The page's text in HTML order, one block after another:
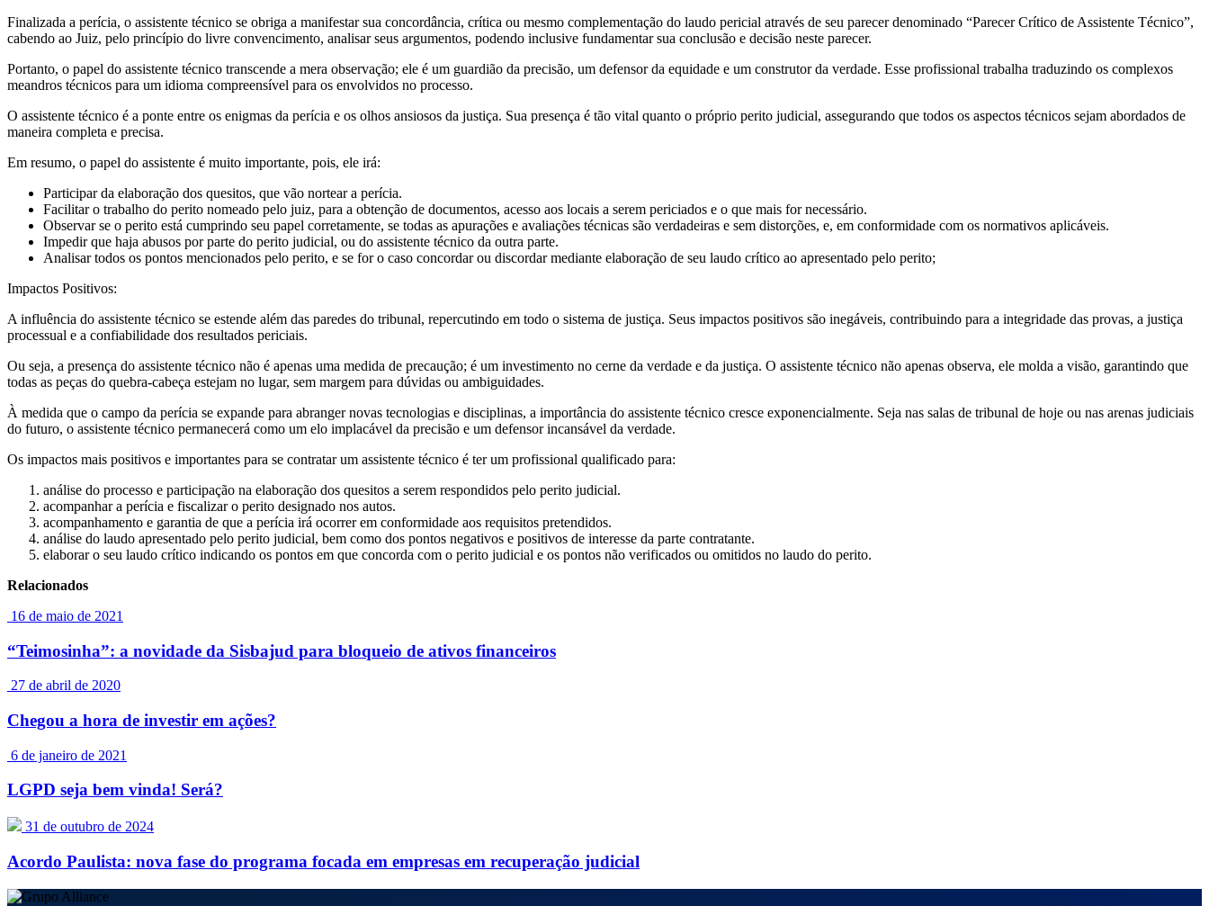
Finalizada a perícia, o assistente técnico se obriga a manifestar sua concordância, crítica ou mesmo complementação do laudo pericial através de seu parecer denominado “Parecer Crítico de Assistente Técnico”,
cabendo ao Juiz, pelo princípio do livre convencimento, analisar seus argumentos, podendo inclusive fundamentar sua conclusão e decisão neste parecer.
Portanto, o papel do assistente técnico transcende a mera observação; ele é um guardião da precisão, um defensor da equidade e um construtor da verdade. Esse profissional trabalha traduzindo os complexos
meandros técnicos para um idioma compreensível para os envolvidos no processo.
O assistente técnico é a ponte entre os enigmas da perícia e os olhos ansiosos da justiça. Sua presença é tão vital quanto o próprio perito judicial, assegurando que todos os aspectos técnicos sejam abordados de
maneira completa e precisa.
Em resumo, o papel do assistente é muito importante, pois, ele irá:
Participar da elaboração dos quesitos, que vão nortear a perícia.
Facilitar o trabalho do perito nomeado pelo juiz, para a obtenção de documentos, acesso aos locais a serem periciados e o que mais for necessário.
Observar se o perito está cumprindo seu papel corretamente, se todas as apurações e avaliações técnicas são verdadeiras e sem distorções, e, em conformidade com os normativos aplicáveis.
Impedir que haja abusos por parte do perito judicial, ou do assistente técnico da outra parte.
Analisar todos os pontos mencionados pelo perito, e se for o caso concordar ou discordar mediante elaboração de seu laudo crítico ao apresentado pelo perito;
Impactos Positivos:
A influência do assistente técnico se estende além das paredes do tribunal, repercutindo em todo o sistema de justiça. Seus impactos positivos são inegáveis, contribuindo para a integridade das provas, a justiça
processual e a confiabilidade dos resultados periciais.
Ou seja, a presença do assistente técnico não é apenas uma medida de precaução; é um investimento no cerne da verdade e da justiça. O assistente técnico não apenas observa, ele molda a visão, garantindo que
todas as peças do quebra-cabeça estejam no lugar, sem margem para dúvidas ou ambiguidades.
À medida que o campo da perícia se expande para abranger novas tecnologias e disciplinas, a importância do assistente técnico cresce exponencialmente. Seja nas salas de tribunal de hoje ou nas arenas judiciais
do futuro, o assistente técnico permanecerá como um elo implacável da precisão e um defensor incansável da verdade.
Os impactos mais positivos e importantes para se contratar um assistente técnico é ter um profissional qualificado para:
análise do processo e participação na elaboração dos quesitos a serem respondidos pelo perito judicial.
acompanhar a perícia e fiscalizar o perito designado nos autos.
acompanhamento e garantia de que a perícia irá ocorrer em conformidade aos requisitos pretendidos.
análise do laudo apresentado pelo perito judicial, bem como dos pontos negativos e positivos de interesse da parte contratante.
elaborar o seu laudo crítico indicando os pontos em que concorda com o perito judicial e os pontos não verificados ou omitidos no laudo do perito.
Relacionados
16 de maio de 2021
“Teimosinha”: a novidade da Sisbajud para bloqueio de ativos financeiros
27 de abril de 2020
Chegou a hora de investir em ações?
6 de janeiro de 2021
LGPD seja bem vinda! Será?
31 de outubro de 2024
Acordo Paulista: nova fase do programa focada em empresas em recuperação judicial